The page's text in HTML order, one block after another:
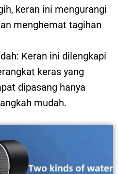
keran ini mengurangi
menghemat tagihan
Keran ini dilengkapi
keras yang
dipasang hanya
mudah.